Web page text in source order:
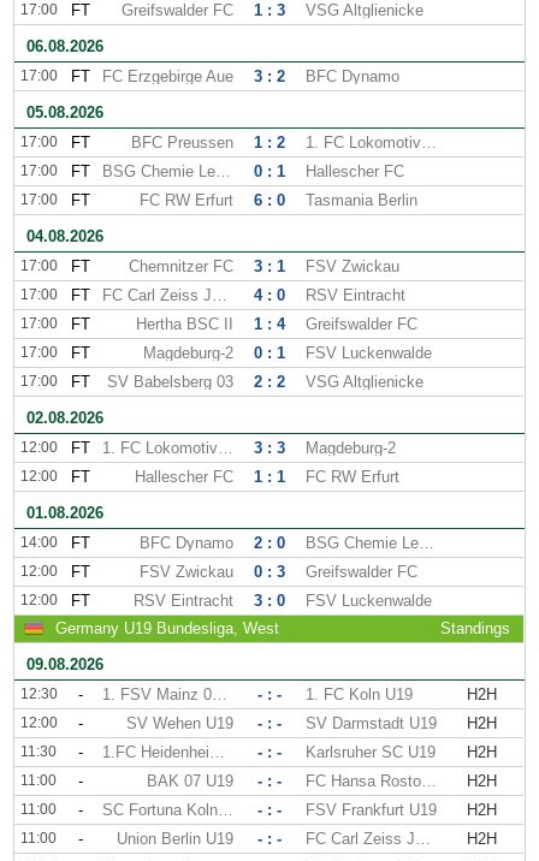
17:00 FT Greifswalder FC 1 : 3
VSG Altglienicke
06.08.2026
17:00 FT FC Erzgebirge Aue 3 : 2
BFC Dynamo
05.08.2026
17:00 FT BFC Preussen 1 : 2 1. FC Lokomotive Leipzig
17:00 FT BSG Chemie Leipzig 0 : 1 Hallescher FC
17:00 FT FC RW Erfurt 6 : 0
Tasmania Berlin
04.08.2026
17:00 FT Chemnitzer FC 3 : 1 FSV Zwickau
17:00 FT FC Carl Zeiss Jena 4 : 0 RSV Eintracht
17:00 FT Hertha BSC II 1 : 4 Greifswalder FC
17:00 FT Magdeburg-2 0 : 1 FSV Luckenwalde
17:00 FT SV Babelsberg 03 2 : 2
VSG Altglienicke
02.08.2026
12:00 FT 1. FC Lokomotive Leipzig 3 : 3 Magdeburg-2
12:00 FT Hallescher FC 1 : 1
FC RW Erfurt
01.08.2026
14:00 FT BFC Dynamo 2 : 0 BSG Chemie Leipzig
12:00 FT FSV Zwickau 0 : 3 Greifswalder FC
12:00 FT RSV Eintracht 3 : 0
FSV Luckenwalde
Germany U19 Bundesliga, West
Standings
09.08.2026
12:30 - 1. FSV Mainz 05 U19 - : - 1. FC Koln U19 H2H
12:00 - SV Wehen U19 - : - SV Darmstadt U19 H2H
11:30 - 1.FC Heidenheim U19 - : - Karlsruher SC U19 H2H
11:00 - BAK 07 U19 - : - FC Hansa Rostock U19 H2H
11:00 - SC Fortuna Koln U19 - : - FSV Frankfurt U19 H2H
11:00 - Union Berlin U19 - : - FC Carl Zeiss Jena U19 H2H